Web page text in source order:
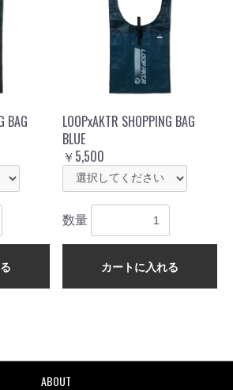
BAG
LOOPxAKTR SHOPPING BAG
BLUE
￥5,500
数量
カートに入れる
ABOUT